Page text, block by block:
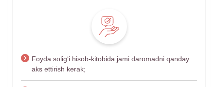
Foyda soligʻi hisob-kitobida jami daromadni qanday
aks ettirish kerak;